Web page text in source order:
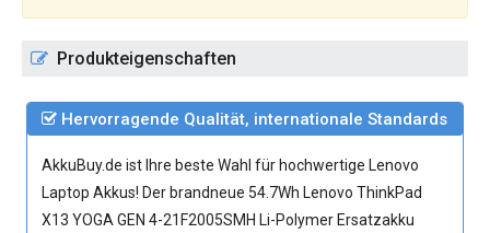
Produkteigenschaften
Hervorragende Qualität, internationale Standards
AkkuBuy.de ist Ihre beste Wahl für hochwertige Lenovo
Laptop Akkus! Der brandneue 54.7Wh Lenovo ThinkPad
X13 YOGA GEN 4-21F2005SMH Li-Polymer Ersatzakku